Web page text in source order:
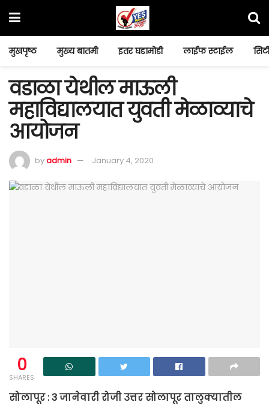
मुखपृष्ठ मुख्य बातमी इतर घडामोडी लाईफ स्टाईल
वडाळा येथील माऊली
महाविद्यालयात युवती मेळाव्याचे
आयोजन
byadmin January 4, 2020
0
SHARES
सोलापूर : 3 जानेवारी रोजी उत्तर सोलापूर तालुक्यातील